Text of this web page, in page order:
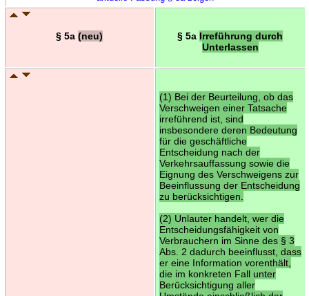
§ 5a (neu) § 5a Irreführung durch
Unterlassen
(1) Bei der Beurteilung, ob das
Verschweigen einer Tatsache
irreführend ist, sind
insbesondere deren Bedeutung
für die geschäftliche
Entscheidung nach der
Verkehrsauffassung sowie die
Eignung des Verschweigens zur
Beeinflussung der Entscheidung
zu berücksichtigen.
(2) Unlauter handelt, wer die
Entscheidungsfähigkeit von
Verbrauchern im Sinne des § 3
Abs. 2 dadurch beeinflusst, dass
er eine Information vorenthält,
die im konkreten Fall unter
Berücksichtigung aller